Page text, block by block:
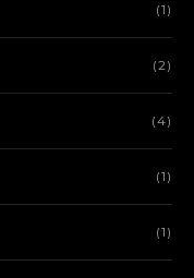
(1)
(2)
(4)
(1)
(1)